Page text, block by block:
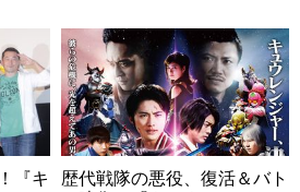
『キ
歴代戦隊の悪役、復活＆バト